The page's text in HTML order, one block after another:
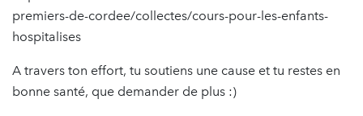
premiers-de-cordee/collectes/cours-pour-les-enfants-
hospitalises
A travers ton effort, tu soutiens une cause et tu restes en
bonne santé, que demander de plus :)